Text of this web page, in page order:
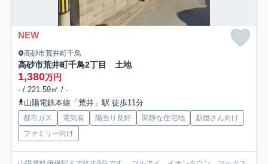
NEW
高砂市荒井町千鳥
高砂市荒井町千鳥2丁目 土地
1,380万円
- / 221.59㎡ / -
山陽電鉄本線「荒井」駅 徒歩11分
都市ガス 電気有 陽当り良好 閑静な住宅地
新婚さん向け
ファミリー向け